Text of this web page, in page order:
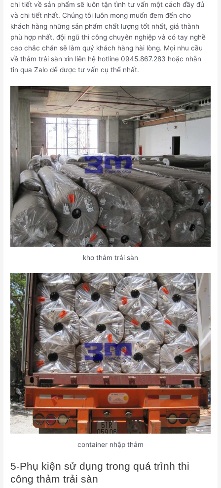
chi tiết về sản phẩm sẽ luôn tận tình tư vấn một cách đầy đủ
và chi tiết nhất. Chúng tôi luôn mong muốn đem đến cho
khách hàng những sản phẩm chất lượng tốt nhất, giá thành
phù hợp nhất, đội ngũ thi công chuyên nghiệp và có tay nghề
cao chắc chắn sẽ làm quý khách hàng hài lòng. Mọi nhu cầu
về thảm trải sàn xin liên hệ hotline 0945.867.283 hoặc nhắn
tin qua Zalo để được tư vấn cụ thể nhất.
kho thảm trải sàn
container nhập thảm
5-Phụ kiện sử dụng trong quá trình thi
công thảm trải sàn